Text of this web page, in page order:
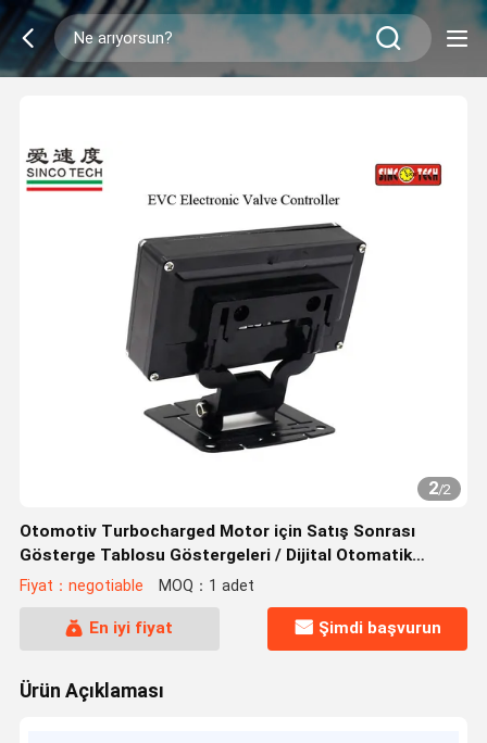
2/2
Otomotiv Turbocharged Motor için Satış Sonrası
Gösterge Tablosu Göstergeleri / Dijital Otomatik
Göstergeler
Fiyat：negotiable MOQ：1 adet
En iyi fiyat Şimdi başvurun
Ürün Açıklaması